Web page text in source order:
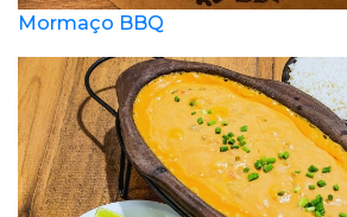
Mormaço BBQ